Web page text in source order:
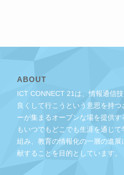
ABOUT
ICT CONNECT 21は、情報通信
良くして行こうという意思を持
ーが集まるオープンな場を提供
もいつでもどこでも生涯を通じ
組み、教育の情報化の一層の進
献することを目的としています。